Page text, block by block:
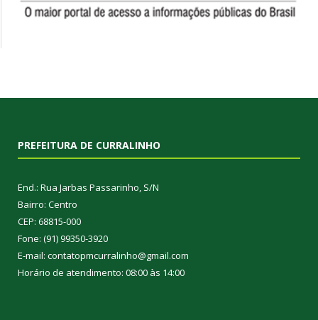
PREFEITURA DE CURRALINHO
End.: Rua Jarbas Passarinho, S/N
Bairro: Centro
CEP: 68815-000
Fone: (91) 99350-3920
E-mail: contatopmcurralinho@gmail.com
Horário de atendimento: 08:00 às 14:00